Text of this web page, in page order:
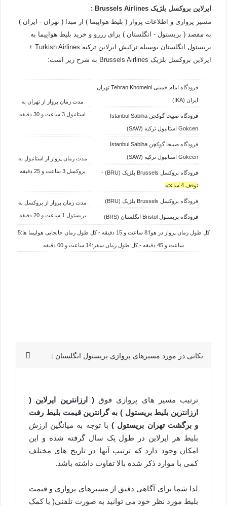
ایرلاین بروکسل بلژیک Brussels Airlines
:
مسیر پروازی و اطلاعات پرواز ( بلیط هواپیما ) از مبدا ( تهران - ایران )
به مقصد ( بریستول - انگلستان ) برای رزرو و خرید بلیط هواپیما به
بریستول انگلستان بوسیله ترکیش ایرلاین ترکیه Turkish Airlines +
ایرلاین بروکسل بلژیک Brussels Airlines به شرح زیر است:
فرودگاه امام خمینی Tehran Khomeini تهران
ایران (IKA) مدت زمان پرواز از تهران به
استانبول 3 ساعت و 30 دقیقه فرودگاه صبیحا گوکچن Istanbul Sabiha
Gokcen استانبول ترکیه (SAW)
فرودگاه صبیحا گوکچن Istanbul Sabiha
Gokcen استانبول ترکیه (SAW) مدت زمان پرواز از استانبول به
بروکسل 3 ساعت و 25 دقیقه فرودگاه بروکسل Brussels بلژیک (BRU) -
توقف 4 ساعته
فرودگاه بروکسل Brussels بلژیک (BRU) مدت زمان پرواز از بروکسل به
بریستول 1 ساعت و 20 دقیقه فرودگاه بریستول Bristol انگلستان (BRS)
کل طول زمان پرواز در هوا:8 ساعت و 15 دقیقه - کل طول زمان جابجایی هواپیما ها:5
ساعت و 45 دقیقه - کل طول زمان سفر:14 ساعت و 00 دقیقه
نکاتی در مورد مسیرهای پروازی بریستول انگلستان :
ترتیب مسیر های پروازی فوق( ارزانترین ایرلاین (
ارزانترین بلیط بریستول ) به گرانترین قیمت بلیط رفت
و برگشت تهران بریستول )با توجه به میانگین ارزش
بلیط هر ایرلاین در طول یک سال گرفته شده و این
امکان وجود دارد که ترتیب آنها در تاریخ های مختلف
کمی با موارد ذکر شده بالا تفاوت داشته باشد.
لذا شما برای آگاهی دقیق از مسیرهای پروازی و قیمت
بلیط مورد نظر خود می توانید به صورت تلفنی( با کمک